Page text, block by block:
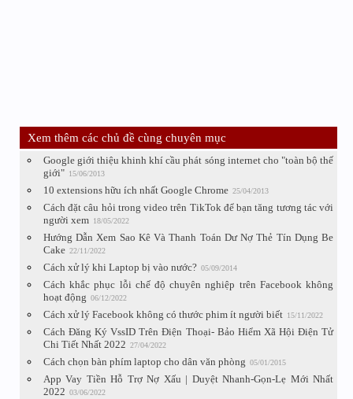
Xem thêm các chủ đề cùng chuyên mục
Google giới thiệu khinh khí cầu phát sóng internet cho "toàn bộ thế
giới" 15/06/2013
10 extensions hữu ích nhất Google Chrome 25/04/2013
Cách đặt câu hỏi trong video trên TikTok để bạn tăng tương tác với
người xem 18/05/2022
Hướng Dẫn Xem Sao Kê Và Thanh Toán Dư Nợ Thẻ Tín Dụng Be
Cake 22/11/2022
Cách xử lý khi Laptop bị vào nước? 05/09/2014
Cách khắc phục lỗi chế độ chuyên nghiệp trên Facebook không
hoạt động 06/12/2022
Cách xử lý Facebook không có thước phim ít người biết 15/11/2022
Cách Đăng Ký VssID Trên Điện Thoại- Bảo Hiểm Xã Hội Điện Tử
Chi Tiết Nhất 2022 27/04/2022
Cách chọn bàn phím laptop cho dân văn phòng 05/01/2015
App Vay Tiền Hỗ Trợ Nợ Xấu | Duyệt Nhanh-Gọn-Lẹ Mới Nhất
2022 03/06/2022